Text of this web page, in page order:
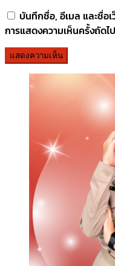
บันทึกชื่อ, อีเมล และชื่อ
การแสดงความเห็นครั้งถัดไป